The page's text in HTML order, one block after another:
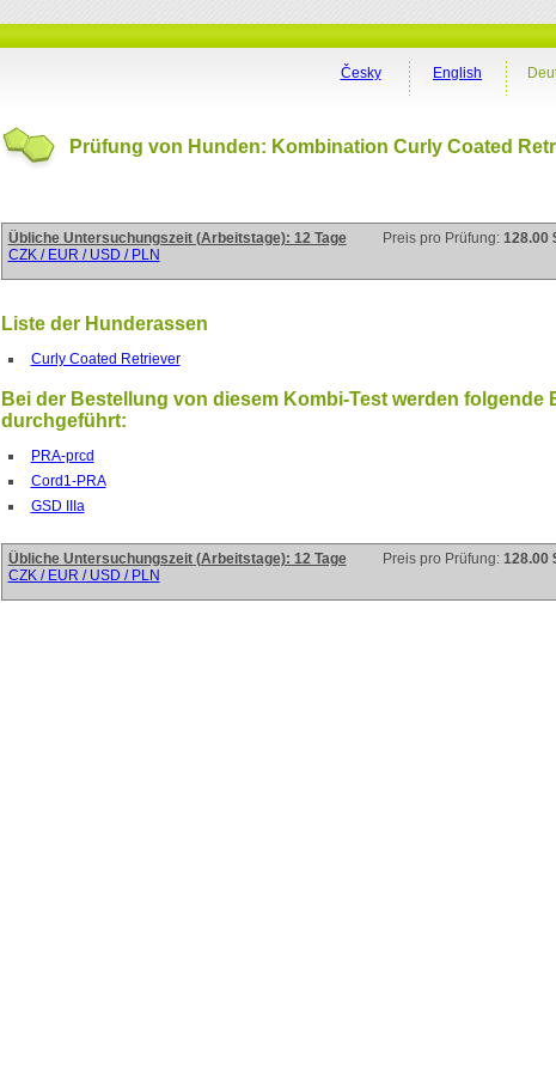
English
Česky
Prüfung von Hunden: Kombination Curly Coated
Übliche Untersuchungszeit (Arbeitstage): 12 Tage Preis pro Prüfung: 128.00
CZK / EUR / USD / PLN
Liste der Hunderassen
Curly Coated Retriever
Bei der Bestellung von diesem Kombi-Test werden folgende
durchgeführt:
PRA-prcd
Cord1-PRA
GSD IIIa
Übliche Untersuchungszeit (Arbeitstage): 12 Tage Preis pro Prüfung: 128.00
CZK / EUR / USD / PLN